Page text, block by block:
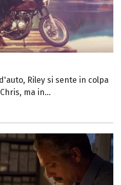
Riley si sente in colpa
ma in...